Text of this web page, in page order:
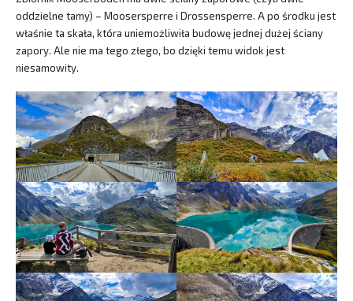
oddzielne tamy) – Moosersperre i Drossensperre. A po środku jest
właśnie ta skała, która uniemożliwiła budowę jednej dużej ściany
zapory. Ale nie ma tego złego, bo dzięki temu widok jest
niesamowity.